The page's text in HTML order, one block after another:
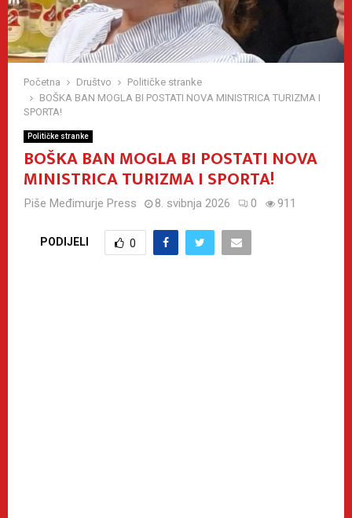
Početna Društvo
Političke stranke
BOŠKA BAN MOGLA BI POSTATI NOVA MINISTRICA TURIZMA I
SPORTA!
Političke stranke
BOŠKA BAN MOGLA BI POSTATI NOVA
MINISTRICA TURIZMA I SPORTA!
Piše Međimurje Press 8. svibnja 2026 0 911
PODIJELI 0